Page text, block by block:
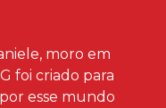
moro em
foi criado para
esse mundo